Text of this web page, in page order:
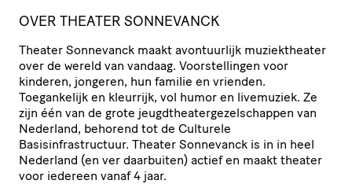
OVER THEATER SONNEVANCK
Theater Sonnevanck maakt avontuurlijk muziektheater
over de wereld van vandaag. Voorstellingen voor
kinderen, jongeren, hun familie en vrienden.
Toegankelijk en kleurrijk, vol humor en livemuziek. Ze
zijn één van de grote jeugdtheatergezelschappen van
Nederland, behorend tot de Culturele
Basisinfrastructuur. Theater Sonnevanck is in in heel
Nederland (en ver daarbuiten) actief en maakt theater
voor iedereen vanaf 4 jaar.